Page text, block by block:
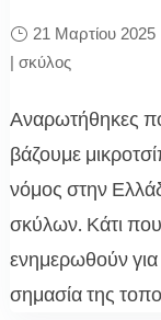
21 Μαρτίου 2025
| σκύλος
Αναρωτήθηκες
βάζουμε
νόμος στην
σκύλων. Κάτι που
ενημερωθούν για
σημασία της